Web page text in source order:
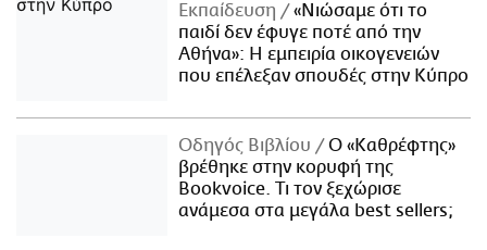
Εκπαίδευση
«Νιώσαμε ότι το
παιδί δεν έφυγε ποτέ από την
Αθήνα»: Η εμπειρία οικογενειών
που επέλεξαν σπουδές στην Κύπρο
Οδηγός Βιβλίου
Ο «Καθρέφτης»
βρέθηκε στην κορυφή της
Bookvoice. Τι τον ξεχώρισε
ανάμεσα στα μεγάλα best sellers;